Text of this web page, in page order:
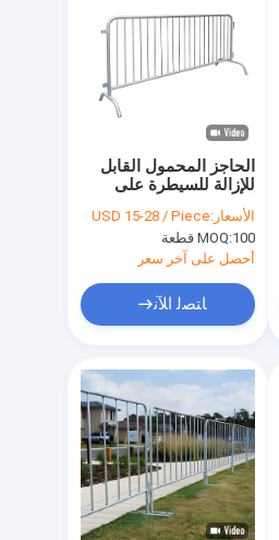
الحاجز المحمول القابل
للإزالة للسيطرة على
الحشود
الأسعار:USD 15-28 / Piece
MOQ:100 قطعة
أحصل على آخر سعر
ﺎﺘﺼﻟ ﺍﻶﻧ